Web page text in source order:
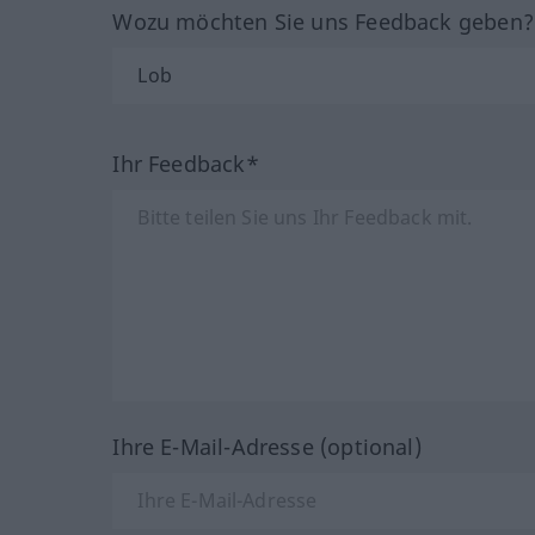
Wozu möchten Sie uns Feedback
Ihr Feedback*
Ihre E-Mail-Adresse (optional)